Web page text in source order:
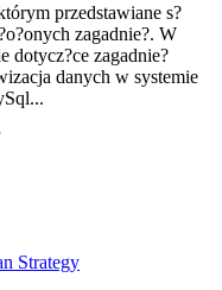
przedstawiane s?
zagadnie?. W
dotycz?ce zagadnie?
danych w systemie
Strategy